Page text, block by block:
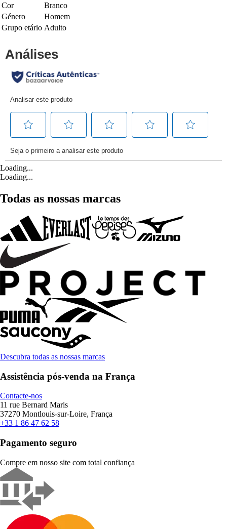
Cor
Branco
Género
Homem
Grupo etário Adulto
Loading...
Loading...
Todas as nossas marcas
Descubra todas as nossas marcas
Assistência pós-venda na França
Contacte-nos
11 rue Bernard Maris
37270 Montlouis-sur-Loire, França
+33 1 86 47 62 58
Pagamento seguro
Compre em nosso site com total confiança